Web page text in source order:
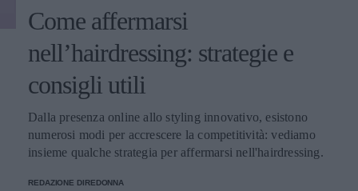
Come affermarsi
nell’hairdressing: strategie e
consigli utili
Dalla presenza online allo styling innovativo, esistono
numerosi modi per accrescere la competitività: vediamo
insieme qualche strategia per affermarsi nell'hairdressing.
REDAZIONE DIREDONNA